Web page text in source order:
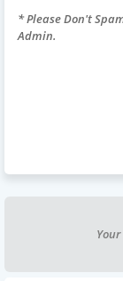
* Please Don't
Admin.